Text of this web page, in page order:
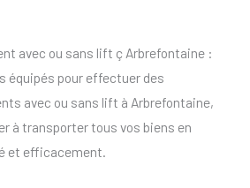
avec ou sans lift ç Arbrefontaine :
équipés pour effectuer des
avec ou sans lift à Arbrefontaine,
à transporter tous vos biens en
et efficacement.